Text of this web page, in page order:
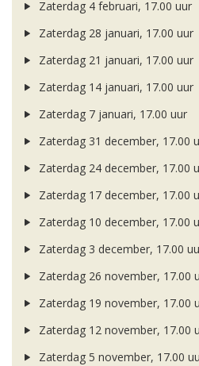
Zaterdag 4 februari, 17.00 uur
Zaterdag 28 januari, 17.00 uur
Zaterdag 21 januari, 17.00 uur
Zaterdag 14 januari, 17.00 uur
Zaterdag 7 januari, 17.00 uur
Zaterdag 31 december, 17.00
Zaterdag 24 december, 17.00
Zaterdag 17 december, 17.00
Zaterdag 10 december, 17.00
Zaterdag 3 december, 17.00
Zaterdag 26 november, 17.00
Zaterdag 19 november, 17.00
Zaterdag 12 november, 17.00
Zaterdag 5 november, 17.00